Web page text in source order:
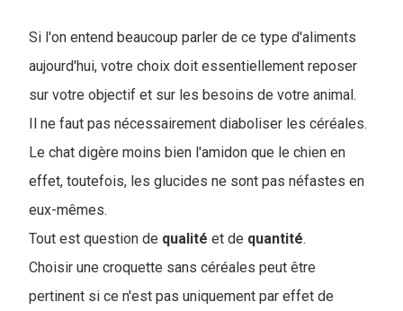
Si l'on entend beaucoup parler de ce type d'aliments
aujourd'hui, votre choix doit essentiellement reposer
sur votre objectif et sur les besoins de votre animal.
Il ne faut pas nécessairement diaboliser les céréales.
Le chat digère moins bien l'amidon que le chien en
effet, toutefois, les glucides ne sont pas néfastes en
eux-mêmes.
Tout est question de qualité et de quantité.
Choisir une croquette sans céréales peut être
pertinent si ce n'est pas uniquement par effet de